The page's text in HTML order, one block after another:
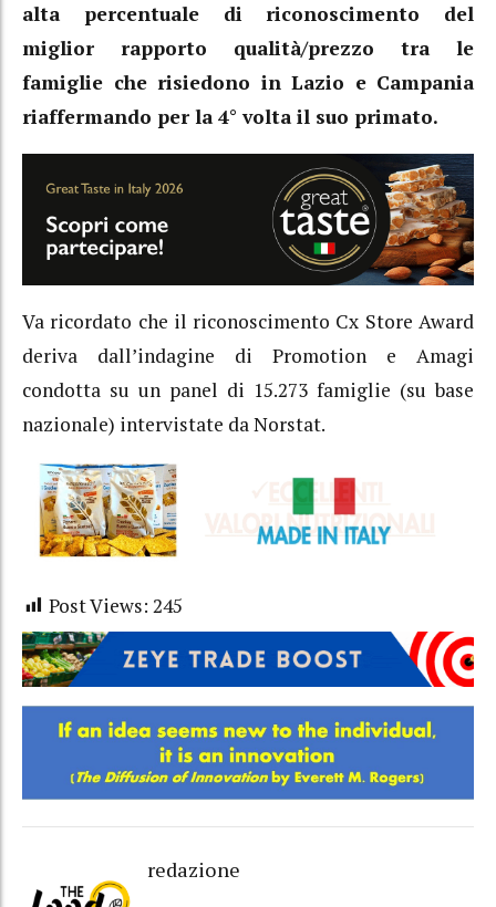
alta percentuale di riconoscimento del
miglior rapporto qualità/prezzo tra le
famiglie che risiedono in Lazio e Campania
riaffermando per la 4° volta il suo primato.
Va ricordato che il riconoscimento Cx Store Award
deriva dall’indagine di Promotion e Amagi
condotta su un panel di 15.273 famiglie (su base
nazionale) intervistate da Norstat.
Post Views: 245
redazione